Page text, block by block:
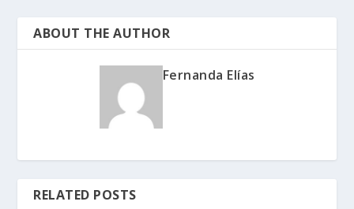
ABOUT THE AUTHOR
Fernanda Elías
RELATED POSTS